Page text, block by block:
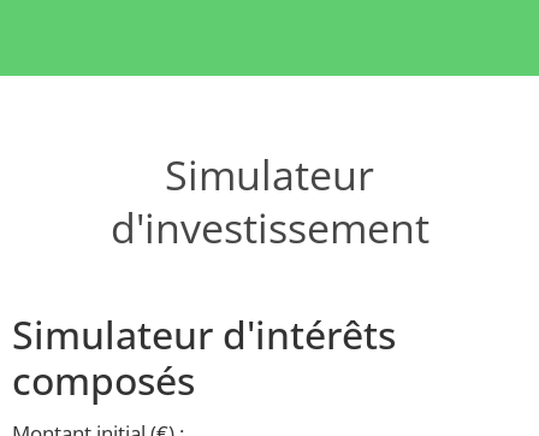
Simulateur
d'investissement
Simulateur d'intérêts
composés